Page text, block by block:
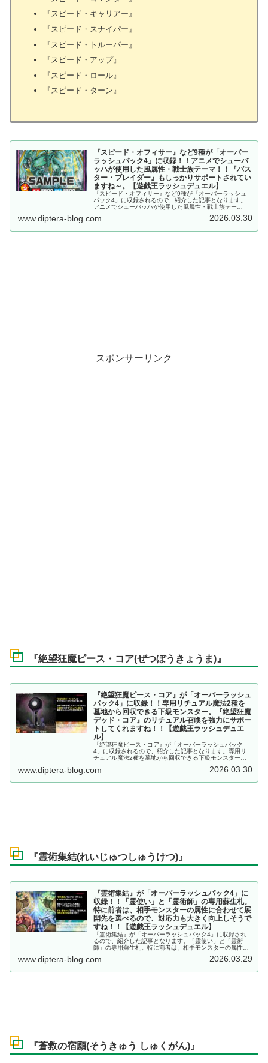
『スピード・キャリアー』
『スピード・スナイパー』
『スピード・トルーパー』
『スピード・アップ』
『スピード・ロール』
『スピード・ターン』
『スピード・オフィサー』など9種が「オーバー
ラッシュパック4」に収録！！アニメでシューバ
ッハが使用した風属性・戦士族テーマ！！『バス
ター・ブレイダー』もしっかりサポートされてい
ますね～。【遊戯王ラッシュデュエル】
『スピード・オフィサー』など9種が「オーバーラッシュ
パック4」に収録されるので、紹介した記事となります。
アニメでシューバッハが使用した風属性・戦士族テー
ていますね～。【遊戯王ラッシュデュエル】
www.diptera-blog.com 2026.03.30
スポンサーリンク
『絶望狂魔ピース・コア(ぜつぼうきょうま)』
『絶望狂魔ピース・コア』が「オーバーラッシュ
パック4」に収録！！専用リチュアル魔法2種を
墓地から回収できる下級モンスター。『絶望狂魔
デッド・コア』のリチュアル召喚を強力にサポー
トしてくれますね！！【遊戯王ラッシュデュエ
ル】
『絶望狂魔ピース・コア』が「オーバーラッシュパック
4」に収録されるので、紹介した記事となります。専用リ
チュアル魔法2種を墓地から回収できる下級モンスター。
ートしてくれますね！！【遊戯王ラッシュデュエル】
www.diptera-blog.com 2026.03.30
『霊術集結(れいじゅつしゅうけつ)』
『霊術集結』が「オーバーラッシュパック4」に
収録！！「霊使い」と「霊術師」の専用蘇生札。
特に前者は、相手モンスターの属性に合わせて展
開先を選べるので、対応力も大きく向上しそうで
すね！！【遊戯王ラッシュデュエル】
『霊術集結』が「オーバーラッシュパック4」に収録され
るので、紹介した記事となります。「霊使い」と「霊術
師」の専用蘇生札。特に前者は、相手モンスターの属性に
ですね！！【遊戯王ラッシュデュエル】
www.diptera-blog.com 2026.03.29
『蒼救の宿願(そうきゅう しゅくがん)』